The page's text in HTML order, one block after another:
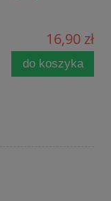
16,90 zł
do koszyka